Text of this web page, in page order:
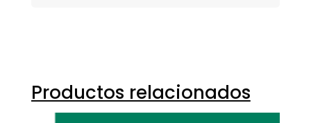
Productos relacionados